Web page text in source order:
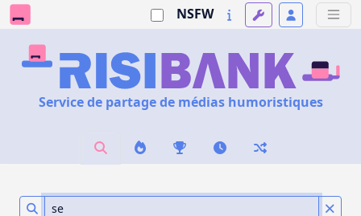
NSFW
Service de partage de médias humoristiques